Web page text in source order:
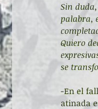
Sin
palabra,
Quiero
se
-En el
atinada